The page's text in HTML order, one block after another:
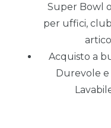
Super Bowl
per uffici,
Acquisto a
Durevole